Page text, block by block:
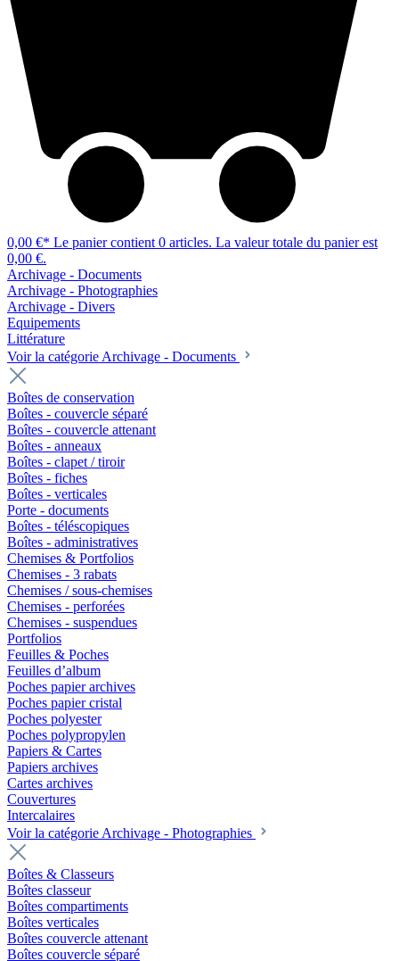
0,00 €* Le panier contient 0 articles. La valeur totale du panier est
0,00 €.
Archivage - Documents
Archivage - Photographies
Archivage - Divers
Equipements
Littérature
Voir la catégorie Archivage - Documents
Boîtes de conservation
Boîtes - couvercle séparé
Boîtes - couvercle attenant
Boîtes - anneaux
Boîtes - clapet / tiroir
Boîtes - fiches
Boîtes - verticales
Porte - documents
Boîtes - téléscopiques
Boîtes - administratives
Chemises & Portfolios
Chemises - 3 rabats
Chemises / sous-chemises
Chemises - perforées
Chemises - suspendues
Portfolios
Feuilles & Poches
Feuilles d’album
Poches papier archives
Poches papier cristal
Poches polyester
Poches polypropylen
Papiers & Cartes
Papiers archives
Cartes archives
Couvertures
Intercalaires
Voir la catégorie Archivage - Photographies
Boîtes & Classeurs
Boîtes classeur
Boîtes compartiments
Boîtes verticales
Boîtes couvercle attenant
Boîtes couvercle séparé